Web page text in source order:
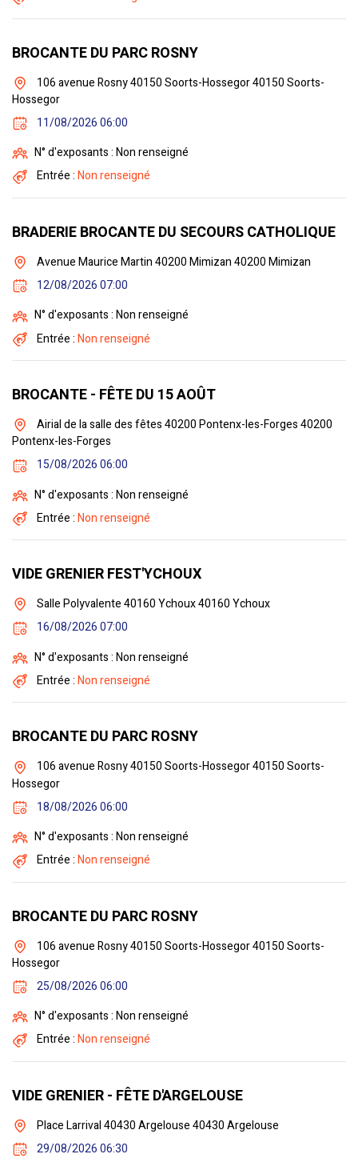
BROCANTE DU PARC ROSNY
106 avenue Rosny 40150 Soorts-Hossegor 40150 Soorts-
Hossegor
11/08/2026 06:00
N° d'exposants : Non renseigné
Entrée :Non renseigné
BRADERIE BROCANTE DU SECOURS CATHOLIQUE
Avenue Maurice Martin 40200 Mimizan 40200 Mimizan
12/08/2026 07:00
N° d'exposants : Non renseigné
Entrée :Non renseigné
BROCANTE - FÊTE DU 15 AOÛT
Airial de la salle des fêtes 40200 Pontenx-les-Forges 40200
Pontenx-les-Forges
15/08/2026 06:00
N° d'exposants : Non renseigné
Entrée :Non renseigné
VIDE GRENIER FEST'YCHOUX
Salle Polyvalente 40160 Ychoux 40160 Ychoux
16/08/2026 07:00
N° d'exposants : Non renseigné
Entrée :Non renseigné
BROCANTE DU PARC ROSNY
106 avenue Rosny 40150 Soorts-Hossegor 40150 Soorts-
Hossegor
18/08/2026 06:00
N° d'exposants : Non renseigné
Entrée :Non renseigné
BROCANTE DU PARC ROSNY
106 avenue Rosny 40150 Soorts-Hossegor 40150 Soorts-
Hossegor
25/08/2026 06:00
N° d'exposants : Non renseigné
Entrée :Non renseigné
VIDE GRENIER - FÊTE D'ARGELOUSE
Place Larrival 40430 Argelouse 40430 Argelouse
29/08/2026 06:30